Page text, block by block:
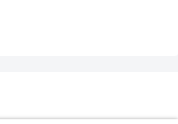
ディア